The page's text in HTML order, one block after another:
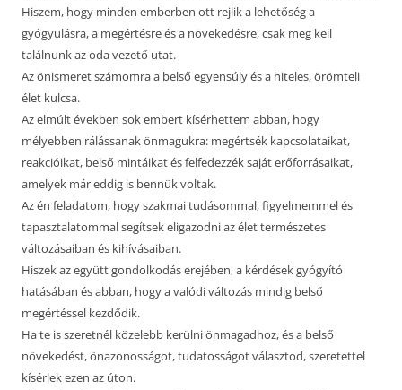
Hiszem, hogy minden emberben ott rejlik a lehetőség a
gyógyulásra, a megértésre és a növekedésre, csak meg kell
találnunk az oda vezető utat.
Az önismeret számomra a belső egyensúly és a hiteles, örömteli
élet kulcsa.
Az elmúlt években sok embert kísérhettem abban, hogy
mélyebben rálássanak önmagukra: megértsék kapcsolataikat,
reakcióikat, belső mintáikat és felfedezzék saját erőforrásaikat,
amelyek már eddig is bennük voltak.
Az én feladatom, hogy szakmai tudásommal, figyelmemmel és
tapasztalatommal segítsek eligazodni az élet természetes
változásaiban és kihívásaiban.
Hiszek az együtt gondolkodás erejében, a kérdések gyógyító
hatásában és abban, hogy a valódi változás mindig belső
megértéssel kezdődik.
Ha te is szeretnél közelebb kerülni önmagadhoz, és a belső
növekedést, önazonosságot, tudatosságot választod, szeretettel
kísérlek ezen az úton.